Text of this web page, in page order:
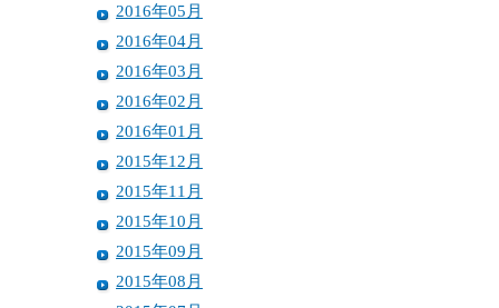
2016年05月
2016年04月
2016年03月
2016年02月
2016年01月
2015年12月
2015年11月
2015年10月
2015年09月
2015年08月